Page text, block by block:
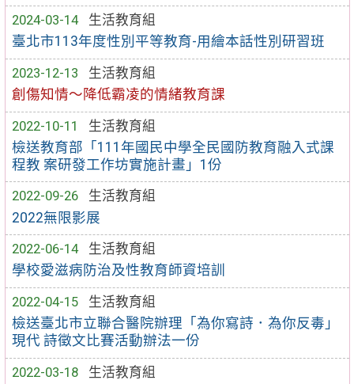
2024-03-14
生活教育組
臺北市113年度性別平等教育-用繪本話性別研習班
2023-12-13
生活教育組
創傷知情～降低霸凌的情緒教育課
2022-10-11
生活教育組
檢送教育部「111年國民中學全民國防教育融入式課
程教 案研發工作坊實施計畫」1份
2022-09-26
生活教育組
2022無限影展
2022-06-14
生活教育組
學校愛滋病防治及性教育師資培訓
2022-04-15
生活教育組
檢送臺北市立聯合醫院辦理「為你寫詩．為你反毒」
現代 詩徵文比賽活動辦法一份
2022-03-18
生活教育組